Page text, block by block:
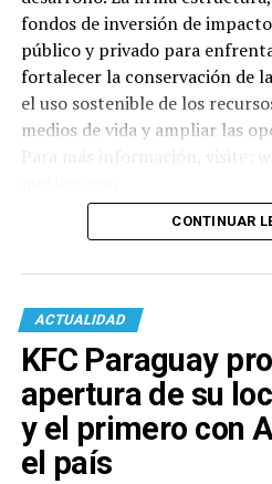
fondos de inversión de
público y privado para
fortalecer la conservación de
el uso sostenible de los
medios de vida y ampliar las
CONTINUAR
ACTUALIDAD
KFC Paraguay
apertura de su
y el primero con
el país